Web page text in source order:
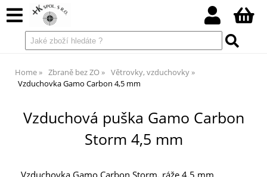
Home Zbraně bez ZO
Větrovky, vzduchovky
Vzduchovka Gamo Carbon 4,5 mm
Vzduchová puška Gamo Carbon
Storm 4,5 mm